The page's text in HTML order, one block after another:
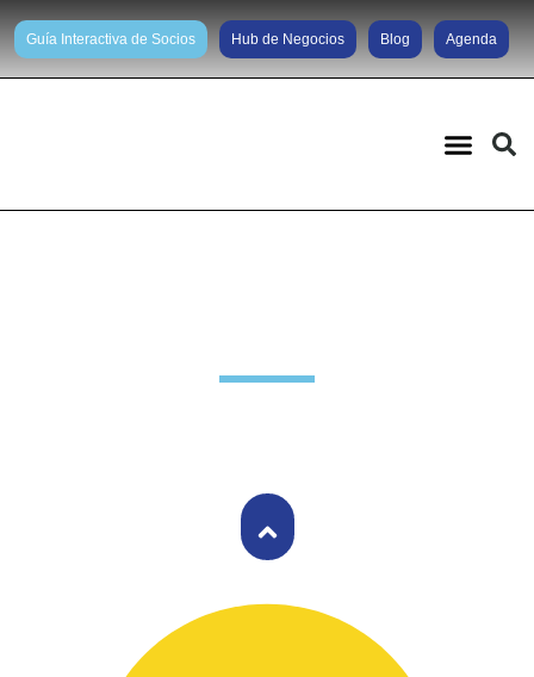
Guía Interactiva de Socios Hub de Negocios Blog Agenda